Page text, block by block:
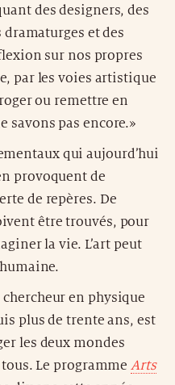
des designers, des
et des
sur nos propres
par les voies artistique
ou remettre en
savons pas encore.»
qui aujourd’hui
provoquent de
de repères. De
être trouvés, pour
la vie. L’art peut
chercheur en physique
plus de trente ans, est
les deux mondes
Le programmeArts